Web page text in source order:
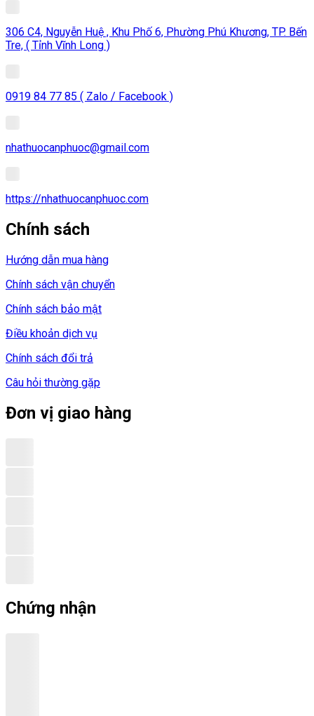
306 C4, Nguyễn Huệ , Khu Phố 6, Phường Phú Khương, TP. Bến
Tre, ( Tỉnh Vĩnh Long )
0919 84 77 85 ( Zalo / Facebook )
nhathuocanphuoc@gmail.com
https://nhathuocanphuoc.com
Chính sách
Hướng dẫn mua hàng
Chính sách vận chuyển
Chính sách bảo mật
Điều khoản dịch vụ
Chính sách đổi trả
Câu hỏi thường gặp
Đơn vị giao hàng
Chứng nhận